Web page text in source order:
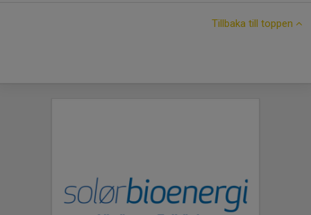
Tillbaka till toppen